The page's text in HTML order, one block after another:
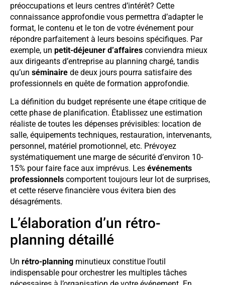
préoccupations et leurs centres d’intérêt? Cette
connaissance approfondie vous permettra d’adapter le
format, le contenu et le ton de votre événement pour
répondre parfaitement à leurs besoins spécifiques. Par
exemple, un petit-déjeuner d’affaires conviendra mieux
aux dirigeants d’entreprise au planning chargé, tandis
qu’un séminaire de deux jours pourra satisfaire des
professionnels en quête de formation approfondie.
La définition du budget représente une étape critique de
cette phase de planification. Établissez une estimation
réaliste de toutes les dépenses prévisibles: location de
salle, équipements techniques, restauration, intervenants,
personnel, matériel promotionnel, etc. Prévoyez
systématiquement une marge de sécurité d’environ 10-
15% pour faire face aux imprévus. Les événements
professionnels comportent toujours leur lot de surprises,
et cette réserve financière vous évitera bien des
désagréments.
L’élaboration d’un rétro-
planning détaillé
Un rétro-planning minutieux constitue l’outil
indispensable pour orchestrer les multiples tâches